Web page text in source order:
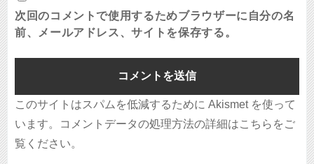
次回のコメントで使用するためブラウザーに自分の名
前、メールアドレス、サイトを保存する。
このサイトはスパムを低減するために Akismet を使って
います。
コメントデータの処理方法の詳細はこちらをご
覧ください。